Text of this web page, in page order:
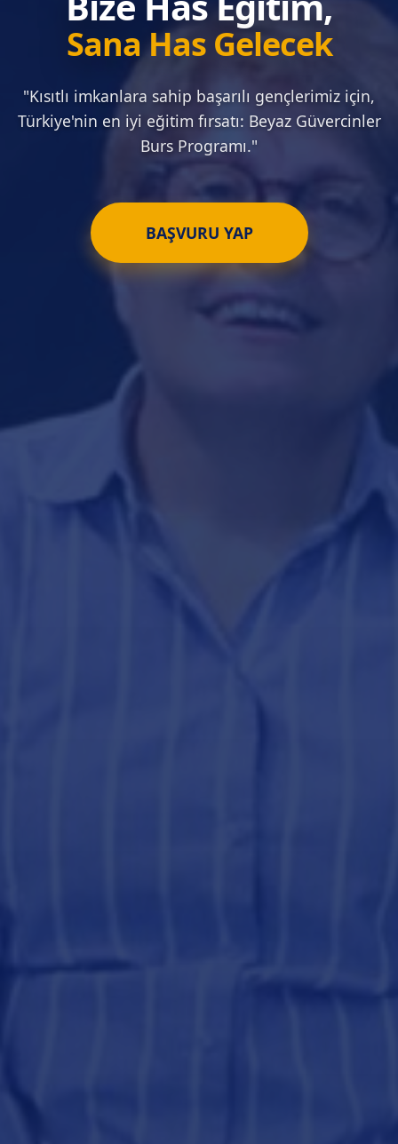
Sana Has Gelecek
"Kısıtlı imkanlara sahip başarılı gençlerimiz için,
Türkiye'nin en iyi eğitim fırsatı: Beyaz Güvercinler
Burs Programı."
BAŞVURU YAP